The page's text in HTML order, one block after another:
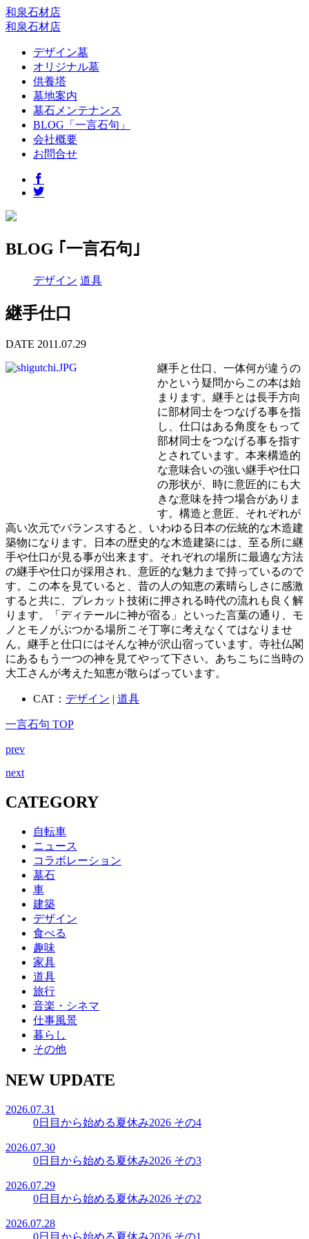
和泉石材店
和泉石材店
デザイン墓
オリジナル墓
供養塔
墓地案内
墓石メンテナンス
BLOG「一言石句」
会社概要
お問合せ
BLOG ｢一言石句｣
デザイン 道具
継手仕口
DATE 2011.07.29
継手と仕口、一体何が違うの
かという疑問からこの本は始
まります。継手とは長手方向
に部材同士をつなげる事を指
し、仕口はある角度をもって
部材同士をつなげる事を指す
とされています。本来構造的
な意味合いの強い継手や仕口
の形状が、時に意匠的にも大
きな意味を持つ場合がありま
す。構造と意匠、それぞれが
高い次元でバランスすると、いわゆる日本の伝統的な木造建
築物になります。日本の歴史的な木造建築には、至る所に継
手や仕口が見る事が出来ます。それぞれの場所に最適な方法
の継手や仕口が採用され、意匠的な魅力まで持っているので
す。この本を見ていると、昔の人の知恵の素晴らしさに感激
すると共に、プレカット技術に押される時代の流れも良く解
ります。「ディテールに神が宿る」といった言葉の通り、モ
ノとモノがぶつかる場所こそ丁寧に考えなくてはなりませ
ん。継手と仕口にはそんな神が沢山宿っています。寺社仏閣
にあるもう一つの神を見てやって下さい。あちこちに当時の
大工さんが考えた知恵が散らばっています。
CAT： デザイン | 道具
一言石句 TOP
prev
next
CATEGORY
自転車
ニュース
コラボレーション
墓石
車
建築
デザイン
食べる
趣味
家具
道具
旅行
音楽・シネマ
仕事風景
暮らし
その他
NEW UPDATE
2026.07.31
0日目から始める夏休み2026 その4
2026.07.30
0日目から始める夏休み2026 その3
2026.07.29
0日目から始める夏休み2026 その2
2026.07.28